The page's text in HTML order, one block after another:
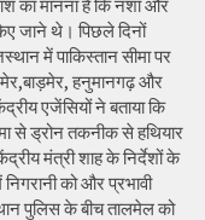
का मानना है कि नशा और
जाने थे। पिछले दिनों
में पाकिस्तान सीमा पर
हनुमानगढ़ और
एजेंसियों ने बताया कि
से ड्रोन तकनीक से हथियार
मंत्री शाह के निर्देशों के
निगरानी को और प्रभावी
पुलिस के बीच तालमेल को